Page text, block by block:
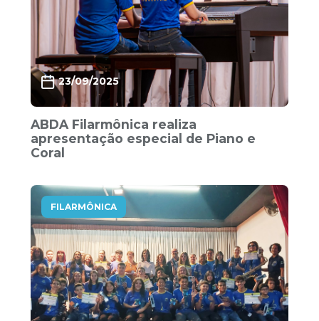
23/09/2025
ABDA Filarmônica realiza
apresentação especial de Piano e
Coral
FILARMÔNICA